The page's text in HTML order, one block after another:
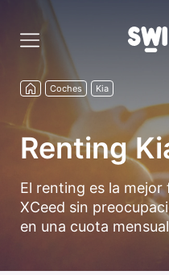
Coches Kia
Renting
El renting es la
XCeed sin
en una cuota